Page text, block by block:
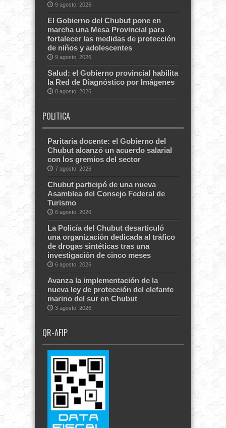
9 agosto, 2026
El Gobierno del Chubut pone en
marcha una Mesa Provincial para
fortalecer las medidas de protección
de niños y adolescentes
9 agosto, 2026
Salud: el Gobierno provincial habilita
la Red de Diagnóstico por Imágenes
8 agosto, 2026
POLITICA
Paritaria docente: el Gobierno del
Chubut alcanzó un acuerdo salarial
con los gremios del sector
7 agosto, 2026
Chubut participó de una nueva
Asamblea del Consejo Federal de
Turismo
6 agosto, 2026
La Policía del Chubut desarticuló
una organización dedicada al tráfico
de drogas sintéticas tras una
investigación de cinco meses
6 agosto, 2026
Avanza la implementación de la
nueva ley de protección del elefante
marino del sur en Chubut
3 agosto, 2026
QR-AFIP